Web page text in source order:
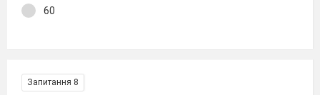
60
Запитання 8